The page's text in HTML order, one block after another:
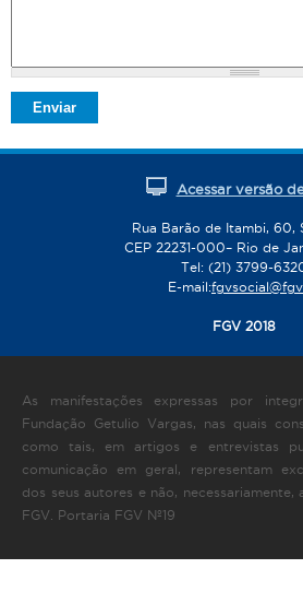
Acessar versão
Rua Barão de Itambi, 60,
CEP 22231-000– Rio de
Tel: (21) 3799-
E-mail:
FGV 2018
As manifestações expressas por
Fundação Getulio Vargas, nas quais
como tais, em artigos e entrevistas
comunicação em geral, representam
dos seus autores e não,
FGV. Portaria FGV Nº19